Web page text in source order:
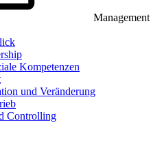
Management
Kompetenzen
und Veränderung
Controlling